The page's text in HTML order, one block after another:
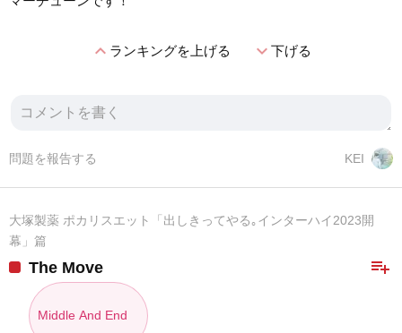
expand_lessランキングを上げる expand_more下げる
KEI
問題を報告する
大塚製薬 ポカリスエット「出しきってやる｡インターハイ2023開
幕」篇
playlist_add
The Move
Middle And End